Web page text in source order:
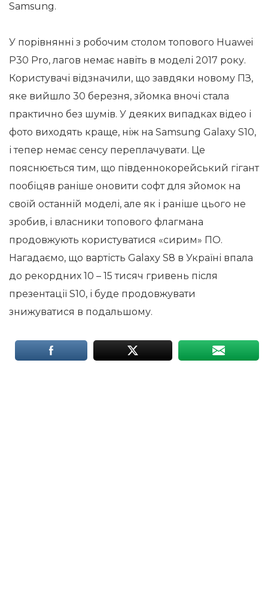
Samsung.
У порівнянні з робочим столом топового Huawei
P30 Pro, лагов немає навіть в моделі 2017 року.
Користувачі відзначили, що завдяки новому ПЗ,
яке вийшло 30 березня, зйомка вночі стала
практично без шумів. У деяких випадках відео і
фото виходять краще, ніж на Samsung Galaxy S10,
і тепер немає сенсу переплачувати. Це
пояснюється тим, що південнокорейський гігант
пообіцяв раніше оновити софт для зйомок на
своїй останній моделі, але як і раніше цього не
зробив, і власники топового флагмана
продовжують користуватися «сирим» ПО.
Нагадаємо, що вартість Galaxy S8 в Україні впала
до рекордних 10 – 15 тисяч гривень після
презентації S10, і буде продовжувати
знижуватися в подальшому.